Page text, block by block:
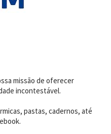
missão de oferecer
incontestável.
pastas, cadernos, até